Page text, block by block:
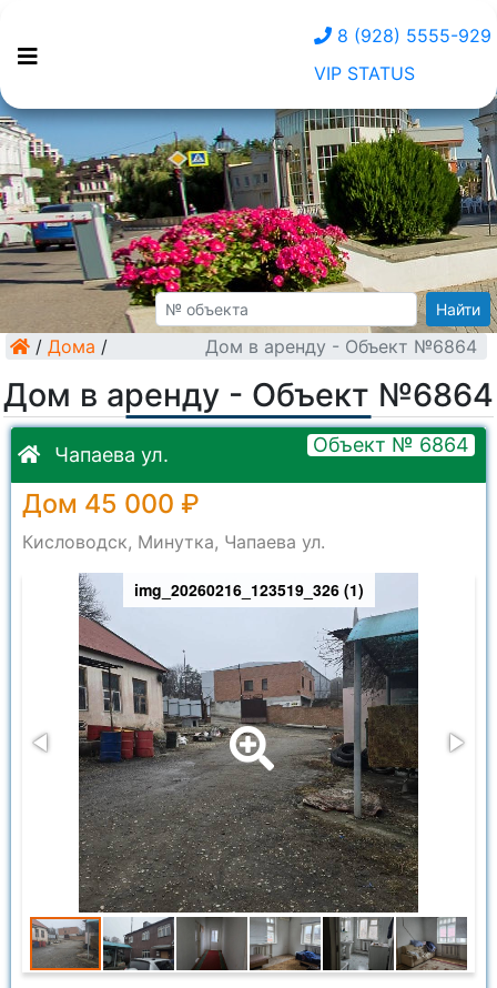
8 (928) 5555-929
VIP STATUS
Найти
/ Дома / Дом в аренду - Объект №6864
Дом в аренду - Объект №6864
Чапаева ул. Объект № 6864
Дом 45 000 ₽
Кисловодск, Минутка, Чапаева ул.
img_20260216_123519_326 (1)